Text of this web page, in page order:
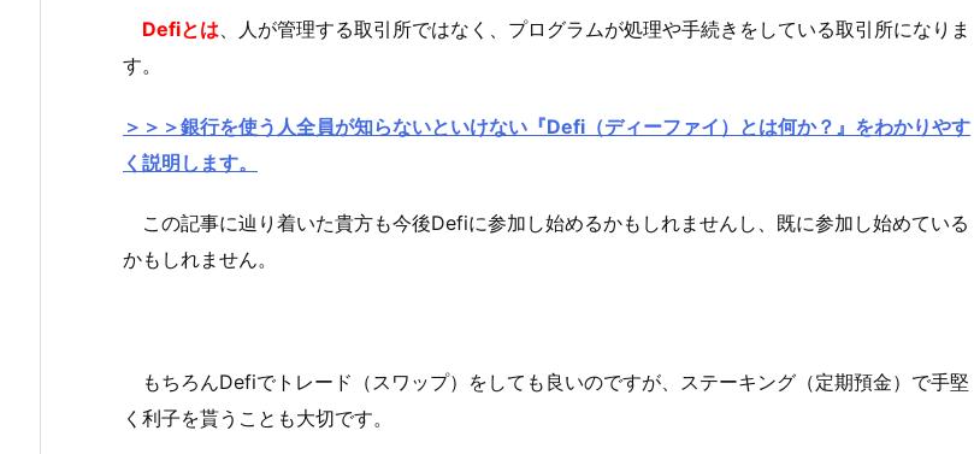
Defiとは 、人が管理する取引所ではなく、プログラムが処理や手続きをしている取引所になりま
す。
＞＞＞銀行を使う人全員が知らないといけない『Defi （ディーファイ）とは何か？』をわかりやす
く説明します。
この記事に辿り着いた貴方も今後Defiに参加し始めるかもしれませんし、既に参加し始めている
かもしれません。
もちろんDefiでトレード（スワップ）をしても良いのですが、ステーキング（定期預金）で手堅
く利子を貰うことも大切です。